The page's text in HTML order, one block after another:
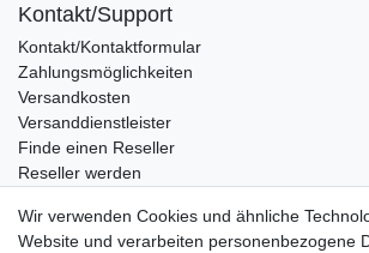
Kontakt/Support
Kontakt/Kontaktformular
Zahlungsmöglichkeiten
Versandkosten
Versanddienstleister
Finde einen Reseller
Reseller werden
Wissenswertes
Wir verwenden Cookies und ähnliche
Website und verarbeiten personenbezogene